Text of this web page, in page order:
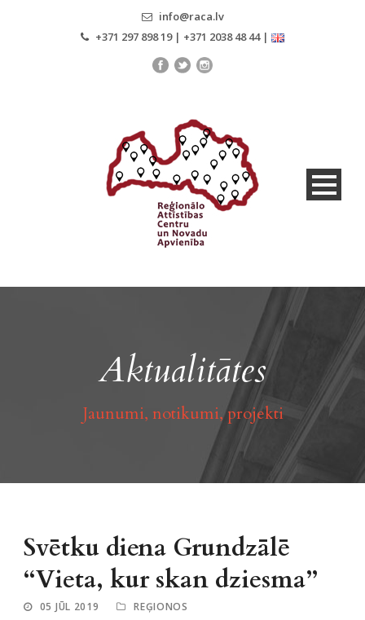
info@raca.lv
+371 297 898 19 | +371 2038 48 44 |
Aktualitātes
Jaunumi, notikumi, projekti
Svētku diena Grundzālē
“Vieta, kur skan dziesma”
05 JŪL 2019 REĢIONOS